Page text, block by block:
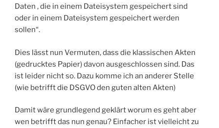
Daten , die in einem Dateisystem gespeichert sind
oder in einem Dateisystem gespeichert werden
sollen“.
Dies lässt nun Vermuten, dass die klassischen Akten
(gedrucktes Papier) davon ausgeschlossen sind. Das
ist leider nicht so. Dazu komme ich an anderer Stelle
(wie betrifft die DSGVO den guten alten Akten)
Damit wäre grundlegend geklärt worum es geht aber
wen betrifft das nun genau? Einfacher ist vielleicht zu